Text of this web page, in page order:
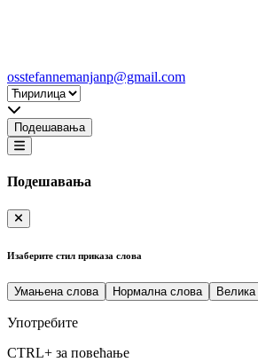
osstefannemanjanp@gmail.com
Подешавања
Подешавања
Изаберите стил приказа слова
Умањена слова Нормална слова
Употребите
CTRL+ за повећање